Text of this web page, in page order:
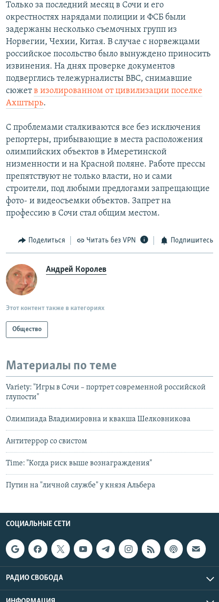
Только за последний месяц в Сочи и его
окрестностях нарядами полиции и ФСБ были
задержаны несколько съемочных групп из
Норвегии, Чехии, Китая. В случае с норвежцами
российское посольство было вынуждено приносить
извинения. На днях проверке документов
подверглись тележурналисты BBC, снимавшие
сюжетв изолированном от цивилизации поселке
Ахштырь.
С проблемами сталкиваются все без исключения
репортеры, прибывающие в места расположения
олимпийских объектов в Имеретинской
низменности и на Красной поляне. Работе прессы
препятствуют не только власти, но и сами
строители, под любыми предлогами запрещающие
фото- и видеосъемки объектов. Запрет на
профессию в Сочи стал общим местом.
Поделиться Читать без VPN Подпишитесь
Андрей Королев
Этот контент также в категориях
Общество
Материалы по теме
Variety: "Игры в Сочи – портрет современной российской
глупости"
Олимпиада Владимировна и квакша Шелковникова
Антитеррор со свистом
Time: "Когда риск выше вознаграждения"
Путин на "личной службе" у князя Альбера
СОЦИАЛЬНЫЕ СЕТИ
РАДИО СВОБОДА